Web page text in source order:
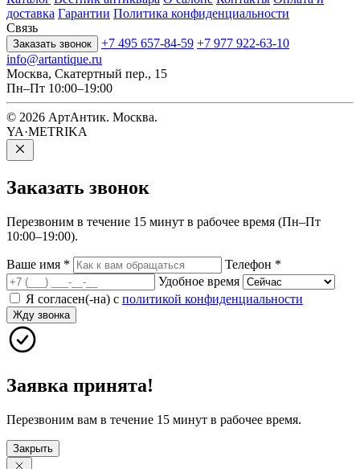
доставка Гарантии Политика конфиденциальности
Связь
Заказать звонок +7 495 657-84-59 +7 977 922-63-10
info@artantique.ru
Москва, Скатертный пер., 15
Пн–Пт 10:00–19:00
© 2026 АртАнтик. Москва.
YA·METRIKA
Заказать звонок
Перезвоним в течение 15 минут в рабочее время (Пн–Пт
10:00–19:00).
Ваше имя * Телефон *
Удобное время
Я согласен(-на) с политикой конфиденциальности
Жду звонка
Заявка принята!
Перезвоним вам в течение 15 минут в рабочее время.
Закрыть